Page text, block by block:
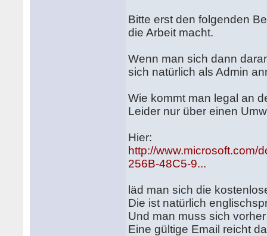
Bitte erst den folgenden
die Arbeit macht.
Wenn man sich dann
sich natürlich als Admin
Wie kommt man legal an
Leider nur über einen
Hier:
http://www.microsoft.com/
256B-48C5-9...
läd man sich die
Die ist natürlich
Und man muss sich
Eine gültige Email reicht